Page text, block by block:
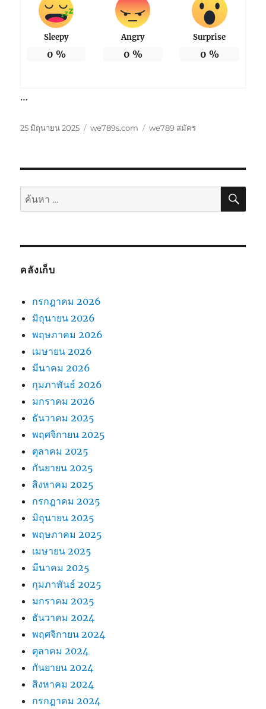
Sleepy
0 %
Angry
0 %
Surprise
0 %
…
เขียน
25 มิถุนายน 2025
หมวด
we789s.com
ป้าย
we789 สมัคร
ค้นหา: ค้น
คลังเก็บ
กรกฎาคม 2026
มิถุนายน 2026
พฤษภาคม 2026
เมษายน 2026
มีนาคม 2026
กุมภาพันธ์ 2026
มกราคม 2026
ธันวาคม 2025
พฤศจิกายน 2025
ตุลาคม 2025
กันยายน 2025
สิงหาคม 2025
กรกฎาคม 2025
มิถุนายน 2025
พฤษภาคม 2025
เมษายน 2025
มีนาคม 2025
กุมภาพันธ์ 2025
มกราคม 2025
ธันวาคม 2024
พฤศจิกายน 2024
ตุลาคม 2024
กันยายน 2024
สิงหาคม 2024
กรกฎาคม 2024